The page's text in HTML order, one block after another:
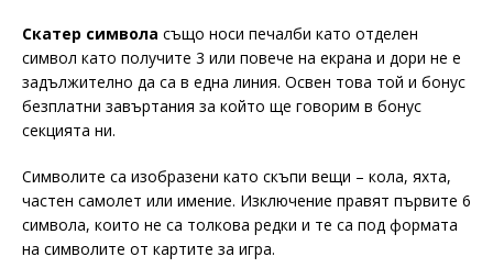
Скатер символа също носи печалби като отделен
символ като получите 3 или повече на екрана и дори не е
задължително да са в една линия. Освен това той и бонус
безплатни завъртания за който ще говорим в бонус
секцията ни.
Символите са изобразени като скъпи вещи – кола, яхта,
частен самолет или имение. Изключение правят първите 6
символа, които не са толкова редки и те са под формата
на символите от картите за игра.